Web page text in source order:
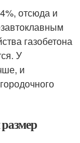
отсюда и
газобетона
У
и